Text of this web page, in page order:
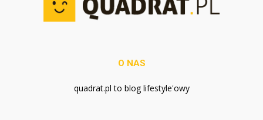
O NAS
quadrat.pl to blog lifestyle'owy